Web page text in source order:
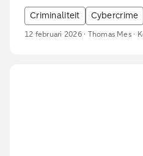
Criminaliteit Cybercrime
12 februari 2026 · Thomas Mes ·